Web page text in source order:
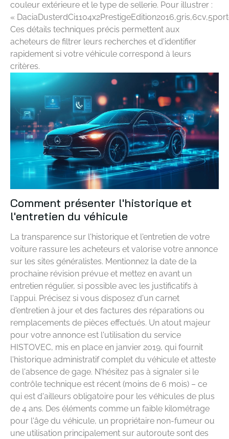
couleur extérieure et le type de sellerie. Pour illustrer :
«
Ces détails techniques précis permettent aux
acheteurs de filtrer leurs recherches et d'identifier
rapidement si votre véhicule correspond à leurs
critères.
Comment présenter l'historique et
l'entretien du véhicule
La transparence sur l'historique et l'entretien de votre
voiture rassure les acheteurs et valorise votre annonce
sur les sites généralistes. Mentionnez la date de la
prochaine révision prévue et mettez en avant un
entretien régulier, si possible avec les justificatifs à
l'appui. Précisez si vous disposez d'un carnet
d'entretien à jour et des factures des réparations ou
remplacements de pièces effectués. Un atout majeur
pour votre annonce est l'utilisation du service
HISTOVEC, mis en place en janvier 2019, qui fournit
l'historique administratif complet du véhicule et atteste
de l'absence de gage. N'hésitez pas à signaler si le
contrôle technique est récent (moins de 6 mois) – ce
qui est d'ailleurs obligatoire pour les véhicules de plus
de 4 ans. Des éléments comme un faible kilométrage
pour l'âge du véhicule, un propriétaire non-fumeur ou
une utilisation principalement sur autoroute sont des